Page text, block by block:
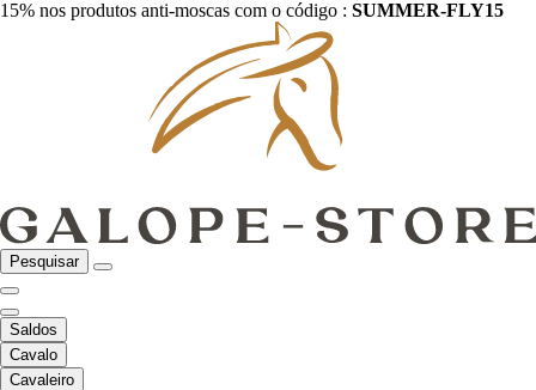
15% nos produtos anti-moscas com o código : SUMMER-FLY15
Pesquisar
Saldos
Cavalo
Cavaleiro